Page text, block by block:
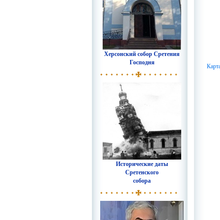
Херсонский собор Сретения
Господня
Исторические даты
Сретенского
собора